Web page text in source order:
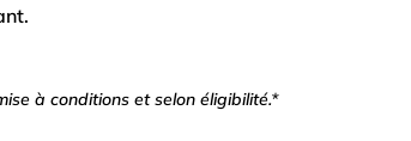
à conditions et selon éligibilité.*